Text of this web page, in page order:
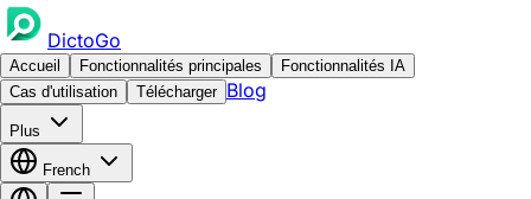
DictoGo
Accueil Fonctionnalités principales
Fonctionnalités IA
Cas d'utilisation
Télécharger Blog
Plus
French